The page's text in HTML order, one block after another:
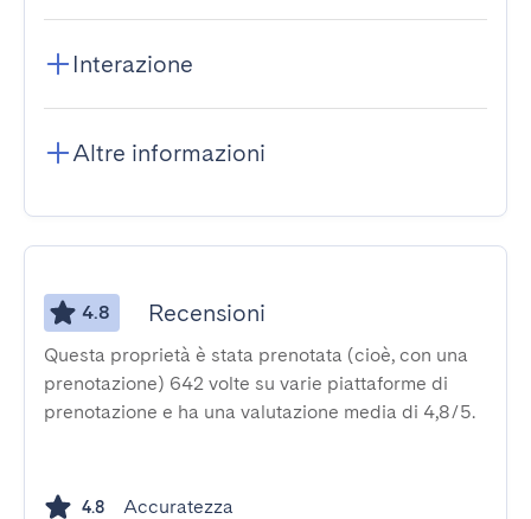
Interazione
Altre informazioni
4.8 Recensioni
Questa proprietà è stata prenotata (cioè, con una
prenotazione) 642 volte su varie piattaforme di
prenotazione e ha una valutazione media di 4,8/5.
4.8 Accuratezza